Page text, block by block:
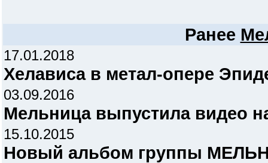
Ранее
17.01.2018
Хелависа в метал-опере
03.09.2016
Мельница выпустила видео
15.10.2015
Новый альбом группы